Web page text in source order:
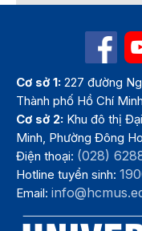
Cơ sở 1: 227 đường
Thành phố Hồ Chí Minh
Cơ sở 2: Khu đô thị
Minh, Phường Đông
Điện thoại: (028)
Hotline tuyển sinh:
Email: